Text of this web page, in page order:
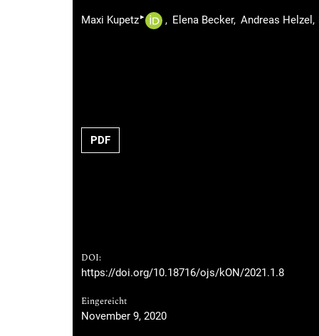
Maxi Kupetz▸ Elena Becker Andreas Helzel
PDF
DOI:
https://doi.org/10.18716/ojs/kON/2021.1.8
Eingereicht
November 9, 2020